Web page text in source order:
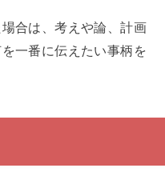
合は、考えや論、計画
一番に伝えたい事柄を